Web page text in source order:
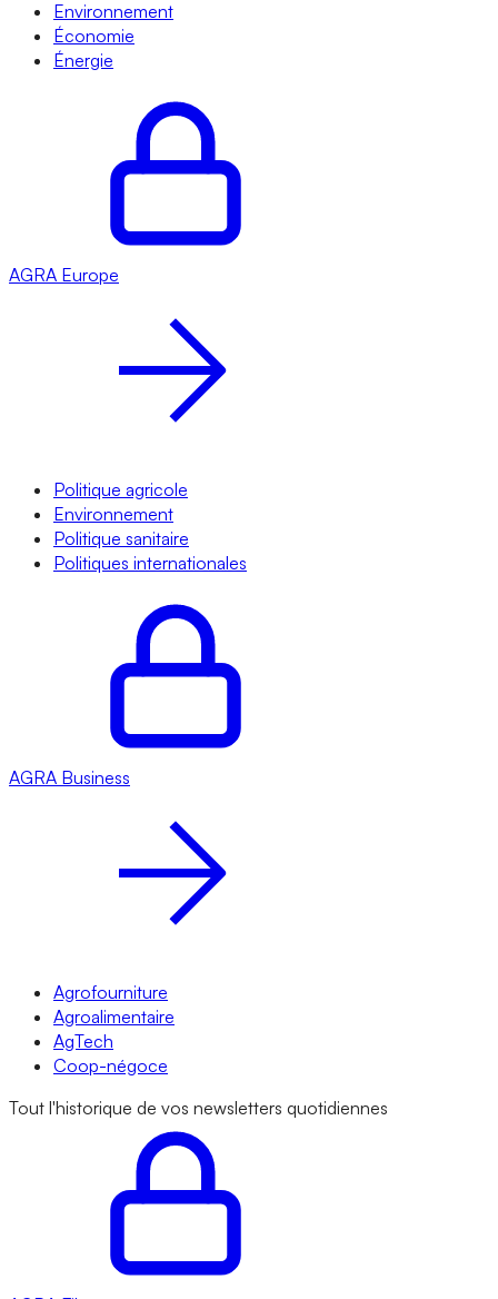
Environnement
Économie
Énergie
AGRA Europe
Politique agricole
Environnement
Politique sanitaire
Politiques internationales
AGRA Business
Agrofourniture
Agroalimentaire
AgTech
Coop-négoce
Tout l'historique de vos newsletters quotidiennes